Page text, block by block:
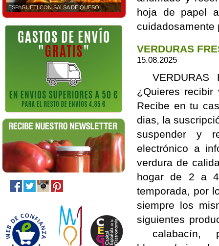
ESPAGUETI CON SALSA DE QUESO...
hoja de papel
VERDURAS
15.08.2025
VERDURAS
¿Quieres
Recibe en tu
dias, la
suspender y
electrónico a
verdura de
hogar de 2 a 4
temporada, por
siempre los
siguientes
calabacín,